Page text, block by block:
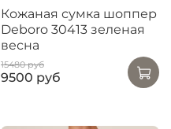
Кожаная сумка шоппер
Deboro 30413 зеленая
весна
15480 руб
9500 руб